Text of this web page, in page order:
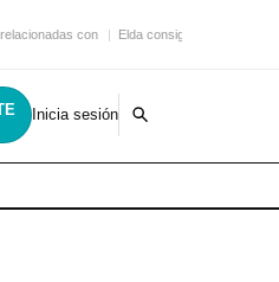
con Elda consigue una nueva
Inicia sesión